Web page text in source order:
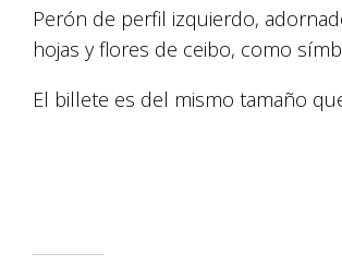
Perón de perfil izquierdo,
hojas y flores de ceibo, como
El billete es del mismo tamaño